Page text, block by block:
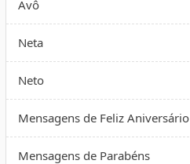
Avô
Neta
Neto
Mensagens de Feliz Aniversário
Mensagens de Parabéns